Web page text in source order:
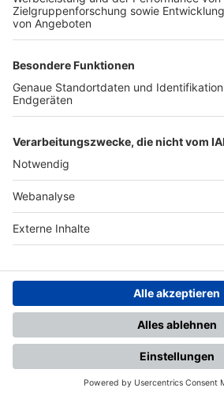
TOP-PARTNER
Nutzungsbedingungen Datenschutz